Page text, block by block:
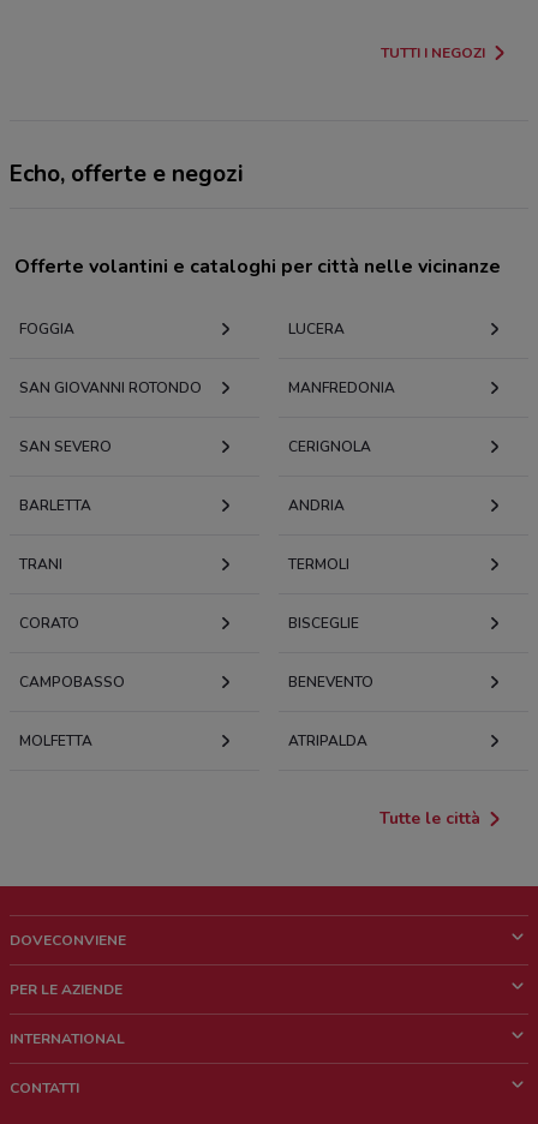
TUTTI I NEGOZI
Echo, offerte e negozi
Offerte volantini e cataloghi per città nelle vicinanze
FOGGIA LUCERA
SAN GIOVANNI ROTONDO MANFREDONIA
SAN SEVERO CERIGNOLA
BARLETTA ANDRIA
TRANI TERMOLI
CORATO BISCEGLIE
CAMPOBASSO BENEVENTO
MOLFETTA ATRIPALDA
Tutte le città
DOVECONVIENE
Chi siamo
Lavora con noi
PER LE AZIENDE
Richieste commerciali e marketing
INTERNATIONAL
CONTATTI